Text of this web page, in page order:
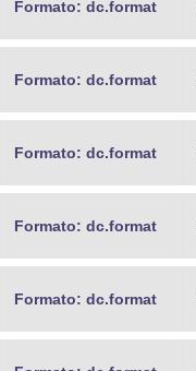
Formato: dc.format
Formato: dc.format
Formato: dc.format
Formato: dc.format
Formato: dc.format